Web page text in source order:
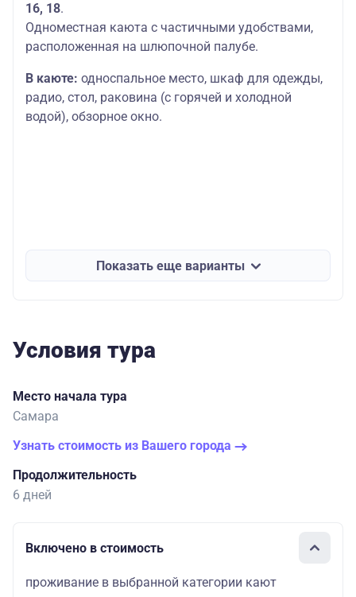
16, 18.
Одноместная каюта с частичными удобствами,
расположенная на шлюпочной палубе.
В каюте: односпальное место, шкаф для одежды,
радио, стол, раковина (с горячей и холодной
водой), обзорное окно.
Показать еще варианты
Условия тура
Место начала тура
Самара
Узнать стоимость из Вашего города
Продолжительность
6 дней
Включено в стоимость
проживание в выбранной категории кают